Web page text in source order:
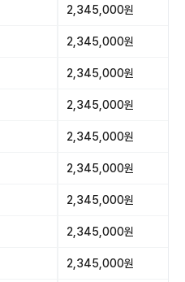
2,345,000원
2,345,000원
2,345,000원
2,345,000원
2,345,000원
2,345,000원
2,345,000원
2,345,000원
2,345,000원